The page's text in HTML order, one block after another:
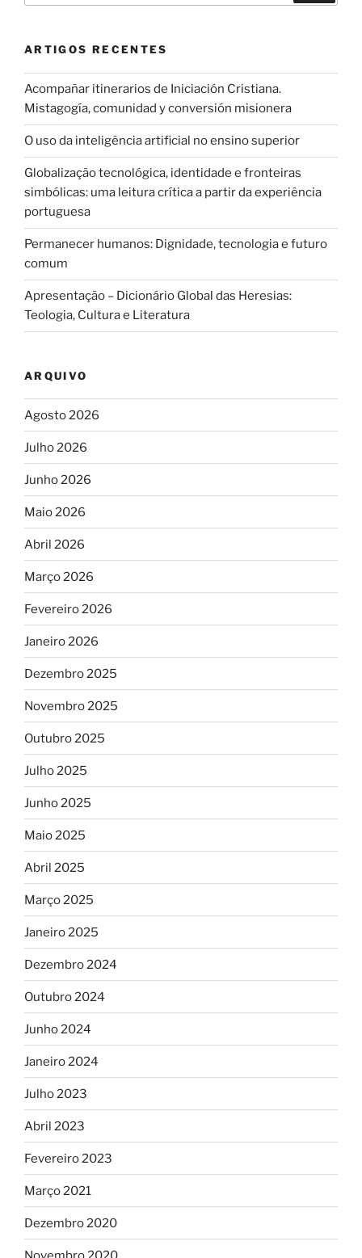
ARTIGOS RECENTES
Acompañar itinerarios de Iniciación Cristiana.
Mistagogía, comunidad y conversión misionera
O uso da inteligência artificial no ensino superior
Globalização tecnológica, identidade e fronteiras
simbólicas: uma leitura crítica a partir da experiência
portuguesa
Permanecer humanos: Dignidade, tecnologia e futuro
comum
Apresentação – Dicionário Global das Heresias:
Teologia, Cultura e Literatura
ARQUIVO
Agosto 2026
Julho 2026
Junho 2026
Maio 2026
Abril 2026
Março 2026
Fevereiro 2026
Janeiro 2026
Dezembro 2025
Novembro 2025
Outubro 2025
Julho 2025
Junho 2025
Maio 2025
Abril 2025
Março 2025
Janeiro 2025
Dezembro 2024
Outubro 2024
Junho 2024
Janeiro 2024
Julho 2023
Abril 2023
Fevereiro 2023
Março 2021
Dezembro 2020